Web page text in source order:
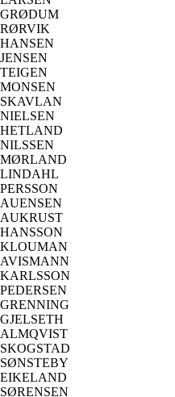
GRØDUM
RØRVIK
HANSEN
JENSEN
TEIGEN
MONSEN
SKAVLAN
NIELSEN
HETLAND
NILSSEN
MØRLAND
LINDAHL
PERSSON
AUENSEN
AUKRUST
HANSSON
KLOUMAN
AVISMANN
KARLSSON
PEDERSEN
GRENNING
GJELSETH
ALMQVIST
SKOGSTAD
SØNSTEBY
EIKELAND
SØRENSEN